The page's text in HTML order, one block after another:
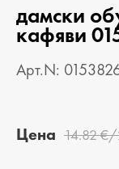
дамски
кафяви
Арт.N:
Цена 14.82 €/